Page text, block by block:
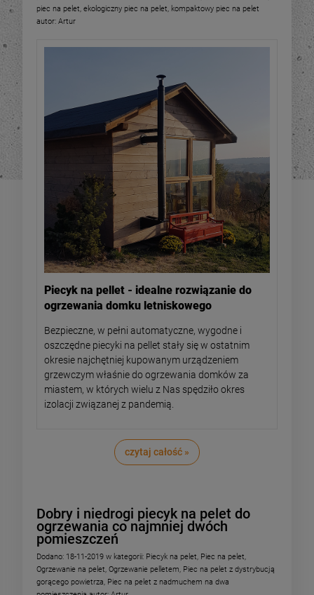
piec na pelet, ekologiczny piec na pelet, kompaktowy piec na pelet
autor: Artur
Piecyk na pellet - idealne rozwiązanie do
ogrzewania domku letniskowego
Bezpieczne, w pełni automatyczne, wygodne i
oszczędne piecyki na pellet stały się w ostatnim
okresie najchętniej kupowanym urządzeniem
grzewczym właśnie do ogrzewania domków za
miastem, w których wielu z Nas spędziło okres
izolacji związanej z pandemią.
czytaj całość »
Dobry i niedrogi piecyk na pelet do
ogrzewania co najmniej dwóch
pomieszczeń
Dodano: 18-11-2019 w kategorii: Piecyk na pelet, Piec na pelet,
Ogrzewanie na pelet, Ogrzewanie pelletem, Piec na pelet z dystrybucją
gorącego powietrza, Piec na pelet z nadmuchem na dwa